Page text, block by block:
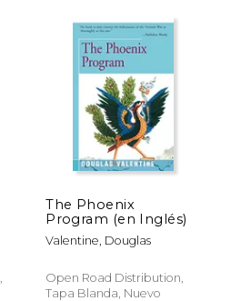
50%
dcto.
The Phoenix
Program (en Inglés)
Valentine, Douglas
Open Road Distribution,
Tapa Blanda, Nuevo